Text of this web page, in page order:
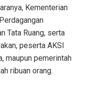
Kementerian
Tata Ruang, serta
peserta AKSI
maupun pemerintah
ribuan orang.